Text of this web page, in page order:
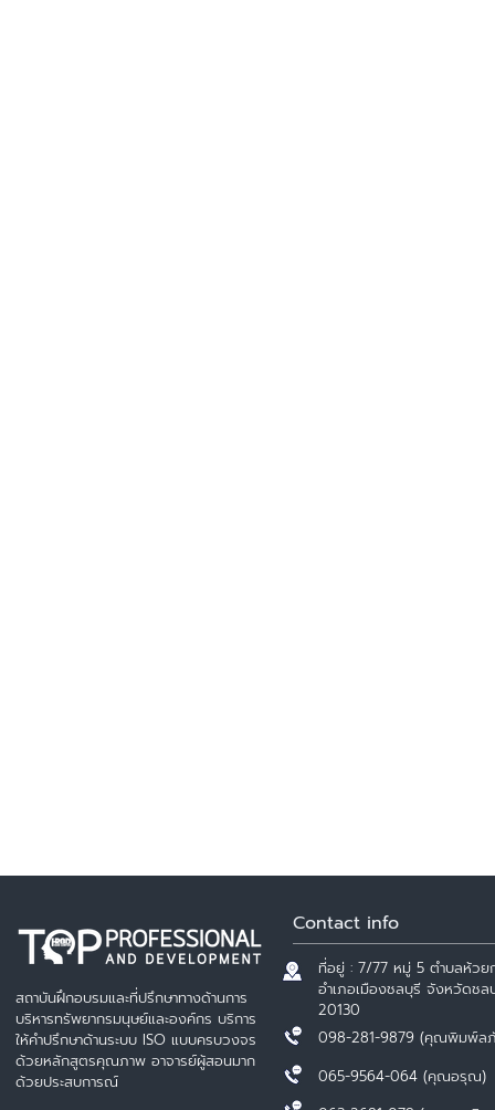
สถาบันฝึกอบรมและที่ปรึกษาทางด้านการ
บริหารทรัพยากรมนุษย์และองค์กร บริการ
ให้คำปรึกษาด้านระบบ ISO แบบครบวงจร
ด้วยหลักสูตรคุณภาพ อาจารย์ผู้สอนมาก
ด้วยประสบการณ์
Contact info
ที่อยู่ : 7/77 หมู่ 5 ตำบลห้วย
อำเภอเมืองชลบุรี จังหวัดชล
20130
098-281-9879 (คุณพิมพ์ล
065-9564-064 (คุณอรุณ)